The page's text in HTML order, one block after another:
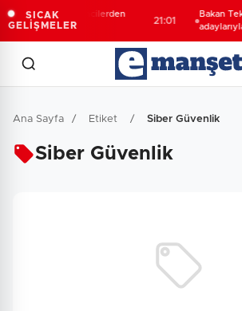
SICAK
GELİŞMELER
Moritanyalı öğrencilerden
MEB'e ziyaret
21:01
Bakan
Ana Sayfa / Etiket / Siber Güvenlik
Siber Güvenlik